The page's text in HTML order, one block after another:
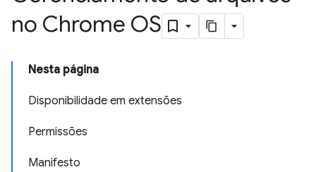
no Chrome OS
Nesta página
Disponibilidade em extensões
Permissões
Manifesto